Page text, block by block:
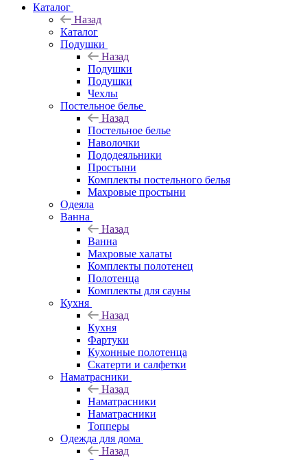
Каталог
Назад
Каталог
Подушки
Назад
Подушки
Подушки
Чехлы
Постельное белье
Назад
Постельное белье
Наволочки
Пододеяльники
Простыни
Комплекты постельного белья
Махровые простыни
Одеяла
Ванна
Назад
Ванна
Махровые халаты
Комплекты полотенец
Полотенца
Комплекты для сауны
Кухня
Назад
Кухня
Фартуки
Кухонные полотенца
Скатерти и салфетки
Наматрасники
Назад
Наматрасники
Наматрасники
Топперы
Одежда для дома
Назад